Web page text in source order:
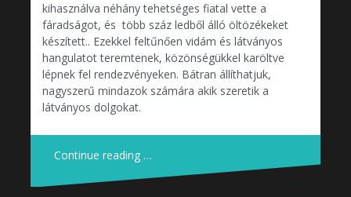
kihasználva néhány tehetséges fiatal vette a
fáradságot, és több száz ledből álló öltözékeket
készített.. Ezekkel feltűnően vidám és látványos
hangulatot teremtenek, közönségükkel karöltve
lépnek fel rendezvényeken. Bátran állíthatjuk,
nagyszerű mindazok számára akik szeretik a
látványos dolgokat.
Continue reading …